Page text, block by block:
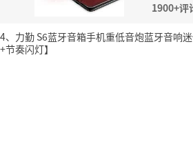
1900+评
4、力勤 S6蓝牙音箱手机重低音炮蓝牙音响
+节奏闪灯】